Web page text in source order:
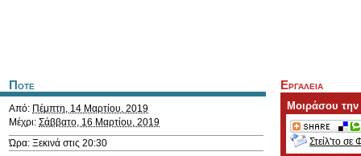
Ποτε
Από: Πέμπτη, 14 Μαρτίου, 2019
Μέχρι: Σάββατο, 16 Μαρτίου, 2019
Ώρα: Ξεκινά στις 20:30
Εργαλεια
Μοιράσου
Στείλ'το σε